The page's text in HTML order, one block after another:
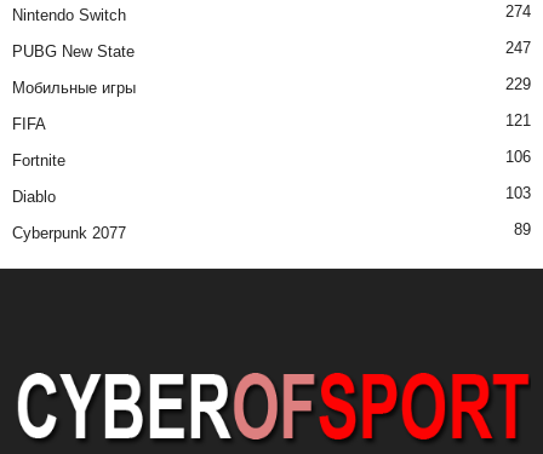
Nintendo Switch 274
PUBG New State 247
Мобильные игры 229
FIFA 121
Fortnite 106
Diablo 103
Cyberpunk 2077 89